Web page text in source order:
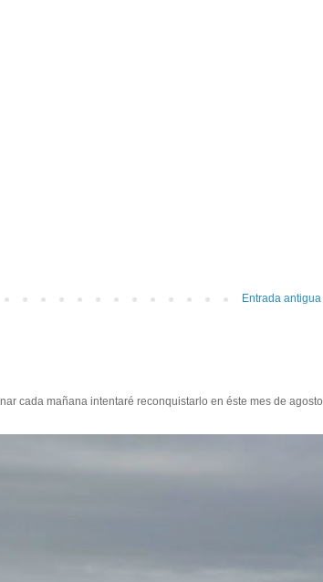
Entrada antigua
cada mañana intentaré reconquistarlo en éste mes de agosto